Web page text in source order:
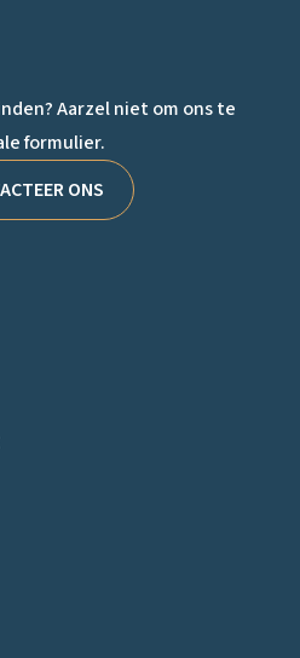
Aarzel niet om ons te
formulier.
ONS